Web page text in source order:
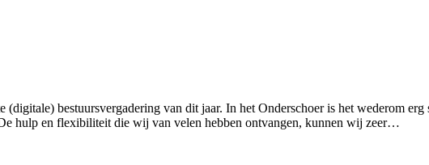
bestuursvergadering van dit jaar. In het Onderschoer is het wederom erg
hulp en flexibiliteit die wij van velen hebben ontvangen, kunnen wij zeer…